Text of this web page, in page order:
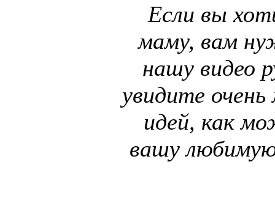
Если вы
маму, вам
нашу видео
увидите
идей, как
вашу